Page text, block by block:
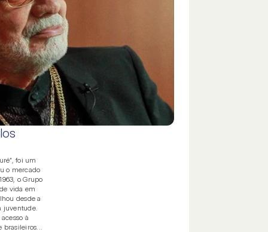
foi um
o mercado
o Grupo
vida em
desde a
juventude.
à
brasileiros...